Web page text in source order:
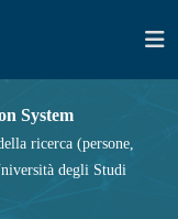
System
ricerca (persone,
degli Studi